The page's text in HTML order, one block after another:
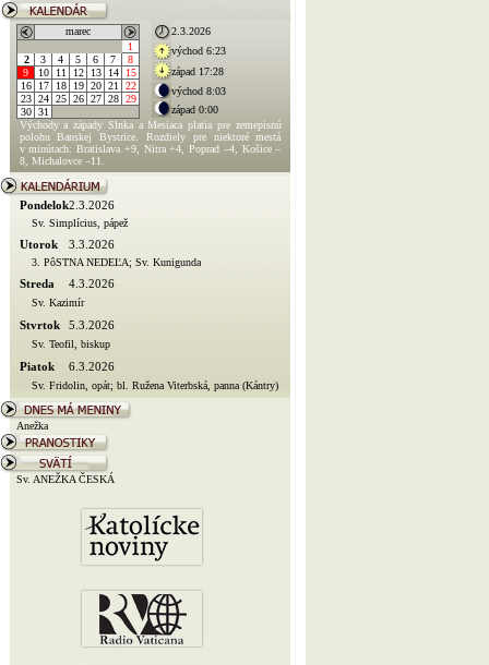
marec
1
2
3 4 5 6 7
8
9
10 11 12 13 14
15
16
17 18 19 20 21
22
23 24 25 26 27 28 29
30 31
2.3.2026
východ 6:23
západ 17:28
východ 8:03
západ 0:00
Východy a západy Slnka a Mesiaca platia pre zemepisnú
polohu Banskej Bystrice. Rozdiely pre niektoré mestá
v minútach: Bratislava +9, Nitra +4, Poprad –4, Košice –
8, Michalovce –11.
Pondelok2.3.2026
Sv. Simplícius, pápež
Utorok 3.3.2026
3. PôSTNA NEDEĽA; Sv. Kunigunda
Streda 4.3.2026
Sv. Kazimír
Stvrtok 5.3.2026
Sv. Teofil, biskup
Piatok 6.3.2026
Sv. Fridolin, opát; bl. Ružena Viterbská, panna (Kántry)
Anežka
Sv. ANEŽKA ČESKÁ